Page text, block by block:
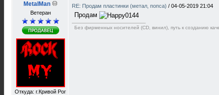
MetalMan
Ветеран
Откуда: г.Кривой Рог
RE: Продам пластинки (метал, попса) / 04-05-2019 21:04
Продам
Без фирменных носителей (CD, винил), путь к созданию